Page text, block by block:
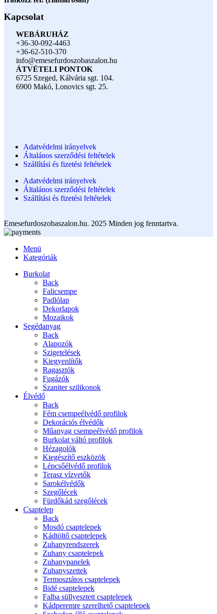
Kapcsolat
WEBÁRUHÁZ
+36-30-092-4463
+36-62-510-370
info@emesefurdoszobaszalon.hu
ÁTVÉTELI PONTOK
6725 Szeged, Kálvária sgt. 104.​
6900 Makó, Lonovics sgt. 25.
Adatvédelmi irányelvek
Általános szerződési feltételek
Szállítási és fizetési feltételek
Adatvédelmi irányelvek
Általános szerződési feltételek
Szállítási és fizetési feltételek
Emesefurdoszobaszalon.hu. 2025 Minden jog fenntartva.
Menü
Kategóriák
Burkolat
Back
Falicsempe
Padlólap
Dekorlapok
Mozaikok
Segédanyag
Back
Alapozók
Szigetelések
Kiegyenlítők
Ragasztók
Fugázók
Szaniter szilikonok
Élvédő
Back
Fém csempeélvédő profilok
Dekorációs élvédők
Műanyag csempeélvédő profilok
Burkolat váltó profilok
Hézagolók
Kiegészítő eszközök
Lépcsőélvédő profilok
Terasz vízvetők
Sarokélvédők
Szegőlécek
Fürdőkád szegőlécek
Csaptelep
Back
Mosdó csaptelepek
Kádtöltő csaptelepek
Zuhanyrendszerek
Zuhany csaptelepek
Zuhanypanelek
Zuhanyszettek
Termosztátos csaptelepek
Bidé csaptelepek
Falba süllyesztett csaptelepek
Kádperemre szerelhető csaptelepek